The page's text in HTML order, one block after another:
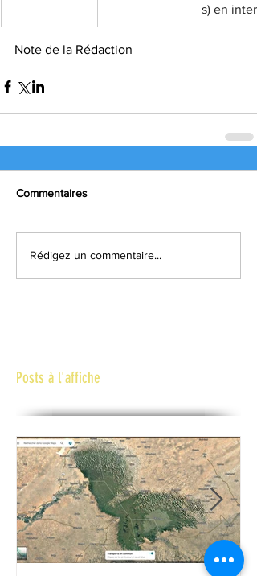
s) en
Note de la Rédaction
Commentaires
Rédigez un commentaire...
Posts à l'affiche